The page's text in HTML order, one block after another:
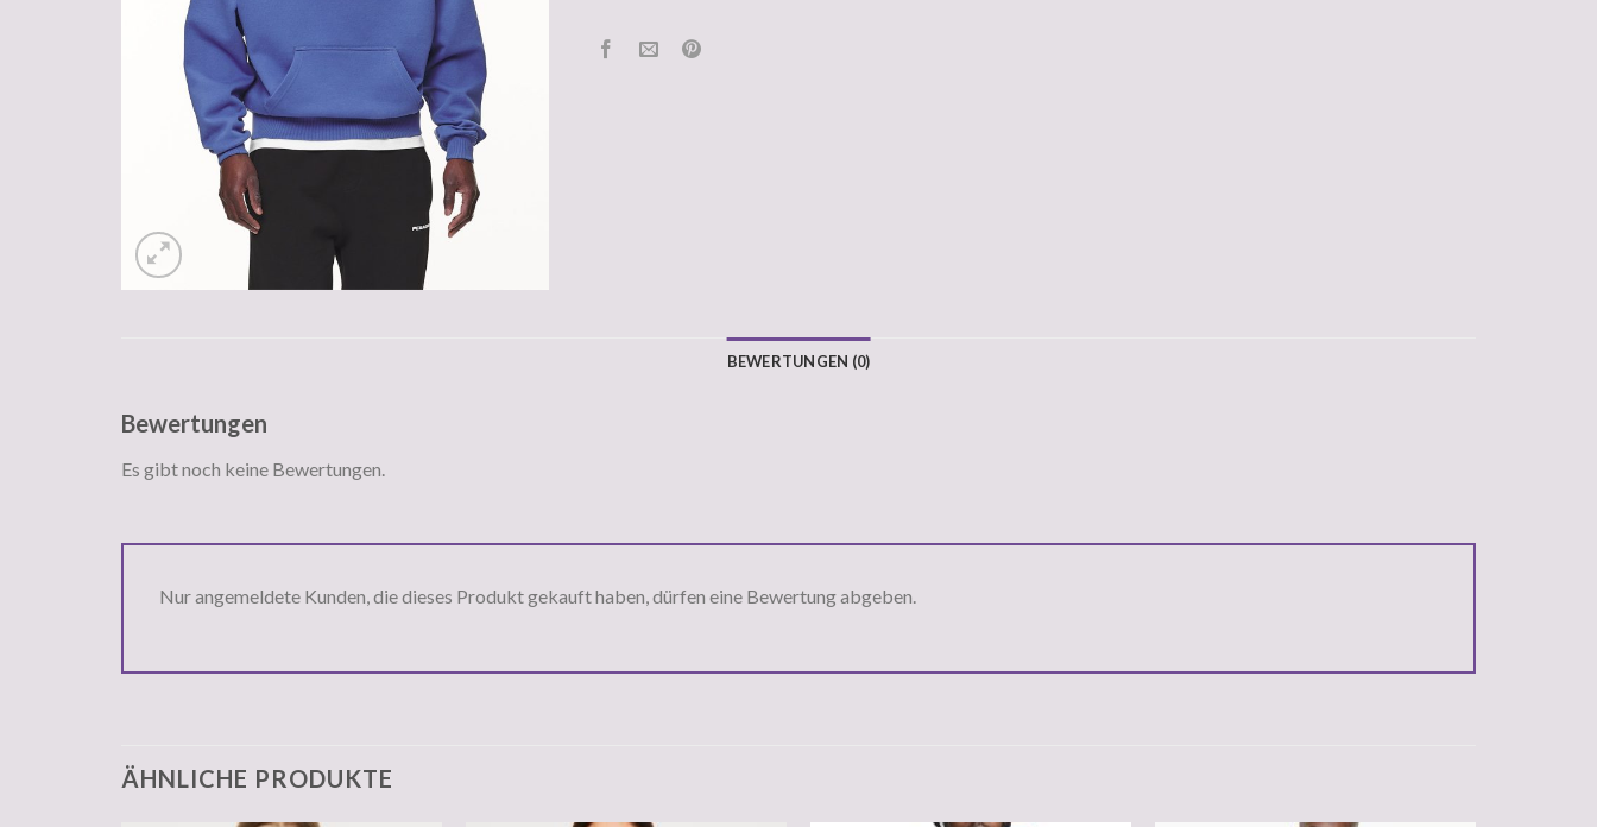
BEWERTUNGEN (0)
Bewertungen
Es gibt noch keine Bewertungen.
Nur angemeldete Kunden, die dieses Produkt gekauft haben, dürfen eine Bewertung abgeben.
ÄHNLICHE PRODUKTE